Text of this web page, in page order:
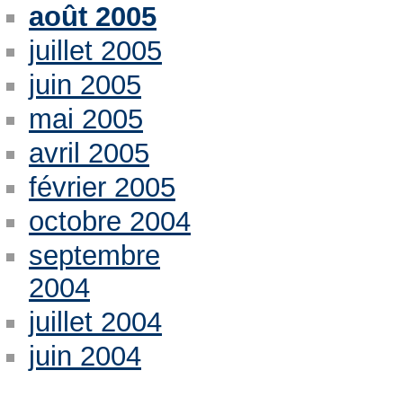
août 2005
juillet 2005
juin 2005
mai 2005
avril 2005
février 2005
octobre 2004
septembre
2004
juillet 2004
juin 2004